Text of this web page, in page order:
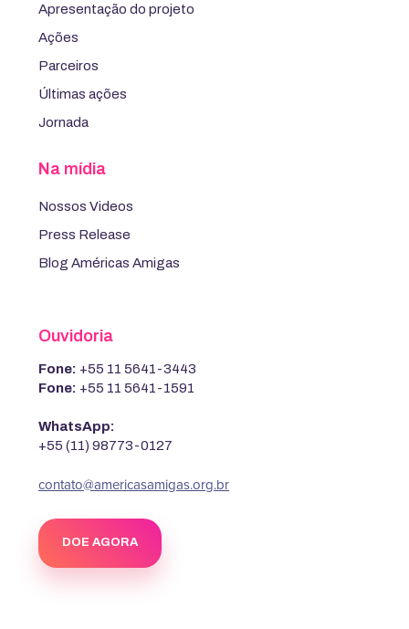
Apresentação do projeto
Ações
Parceiros
Últimas ações
Jornada
Na mídia
Nossos Videos
Press Release
Blog Américas Amigas
Ouvidoria
Fone: +55 11 5641-3443
Fone: +55 11 5641-1591
WhatsApp:
+55 (11) 98773-0127
contato@americasamigas.org.br
DOE AGORA